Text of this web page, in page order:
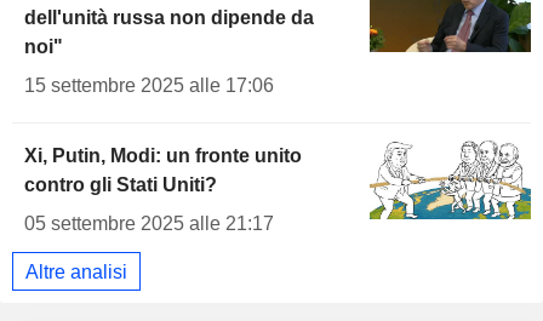
dell'unità russa non dipende da
noi"
15 settembre 2025 alle 17:06
Xi, Putin, Modi: un fronte unito
contro gli Stati Uniti?
05 settembre 2025 alle 21:17
Altre analisi